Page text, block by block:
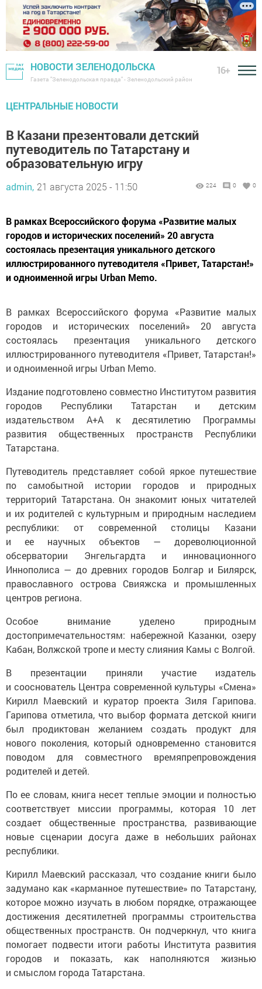
НОВОСТИ ЗЕЛЕНОДОЛЬСКА
Газета "Зеленодольская правда" - Зеленодольский район
16+
ЦЕНТРАЛЬНЫЕ НОВОСТИ
В Казани презентовали детский
путеводитель по Татарстану и
образовательную игру
admin, 21 августа 2025 - 11:50 224 0 0
В рамках Всероссийского форума «Развитие малых
городов и исторических поселений» 20 августа
состоялась презентация уникального детского
иллюстрированного путеводителя «Привет, Татарстан!»
и одноименной игры Urban Memo.
В рамках Всероссийского форума «Развитие малых
городов и исторических поселений» 20 августа
состоялась презентация уникального детского
иллюстрированного путеводителя «Привет, Татарстан!»
и одноименной игры Urban Memo.
Издание подготовлено совместно Институтом развития
городов Республики Татарстан и детским
издательством А+А к десятилетию Программы
развития общественных пространств Республики
Татарстана.
Путеводитель представляет собой яркое путешествие
по самобытной истории городов и природных
территорий Татарстана. Он знакомит юных читателей
и их родителей с культурным и природным наследием
республики: от современной столицы Казани
и ее научных объектов — дореволюционной
обсерватории Энгельгардта и инновационного
Иннополиса — до древних городов Болгар и Билярск,
православного острова Свияжска и промышленных
центров региона.
Особое внимание уделено природным
достопримечательностям: набережной Казанки, озеру
Кабан, Волжской тропе и месту слияния Камы с Волгой.
В презентации приняли участие издатель
и сооснователь Центра современной культуры «Смена»
Кирилл Маевский и куратор проекта Зиля Гарипова.
Гарипова отметила, что выбор формата детской книги
был продиктован желанием создать продукт для
нового поколения, который одновременно становится
поводом для совместного времяпрепровождения
родителей и детей.
По ее словам, книга несет теплые эмоции и полностью
соответствует миссии программы, которая 10 лет
создает общественные пространства, развивающие
новые сценарии досуга даже в небольших районах
республики.
Кирилл Маевский рассказал, что создание книги было
задумано как «карманное путешествие» по Татарстану,
которое можно изучать в любом порядке, отражающее
достижения десятилетней программы строительства
общественных пространств. Он подчеркнул, что книга
помогает подвести итоги работы Института развития
городов и показать, как наполняются жизнью
и смыслом города Татарстана.